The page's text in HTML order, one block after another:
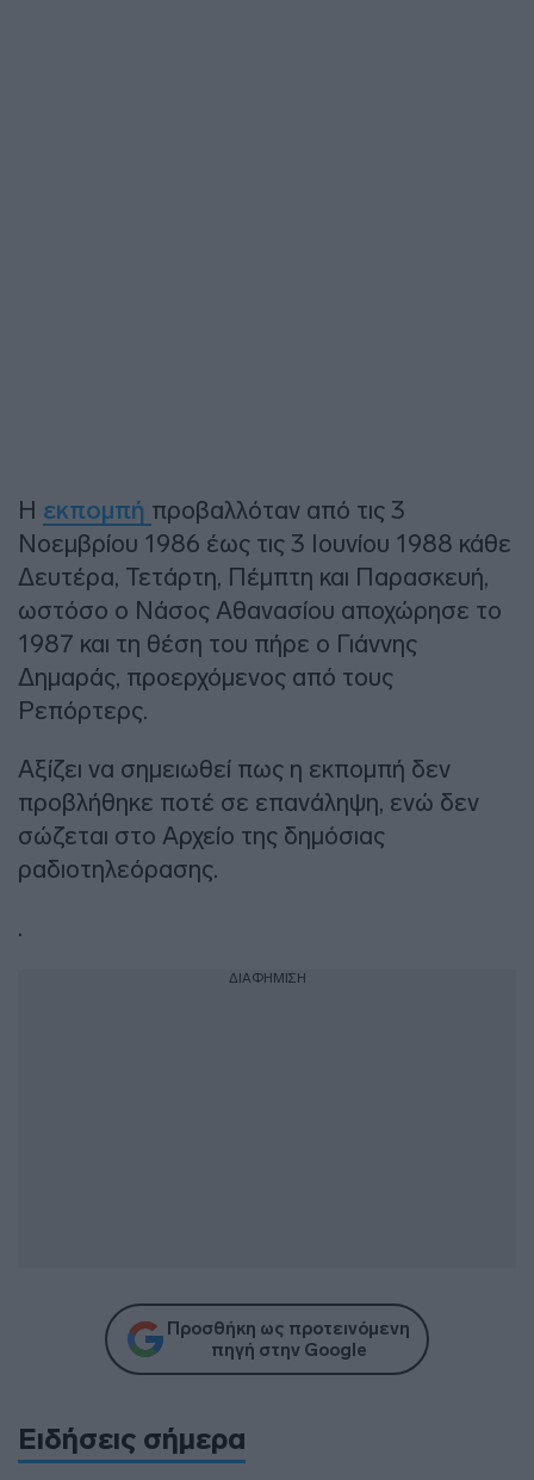
Η εκπομπή προβαλλόταν από τις 3
Νοεμβρίου 1986 έως τις 3 Ιουνίου 1988 κάθε
Δευτέρα, Τετάρτη, Πέμπτη και Παρασκευή,
ωστόσο ο Νάσος Αθανασίου αποχώρησε το
1987 και τη θέση του πήρε ο Γιάννης
Δημαράς, προερχόμενος από τους
Ρεπόρτερς.
Αξίζει να σημειωθεί πως η εκπομπή δεν
προβλήθηκε ποτέ σε επανάληψη, ενώ δεν
σώζεται στο Αρχείο της δημόσιας
ραδιοτηλεόρασης.
.
ΔΙΑΦΗΜΙΣΗ
Προσθήκη ως προτεινόμενη
πηγή στην Google
Ειδήσεις σήμερα